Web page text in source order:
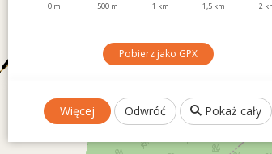
0 m 500 m 1 km 1,5 km 2
Pobierz jako GPX
Więcej Odwróć Pokaż cały